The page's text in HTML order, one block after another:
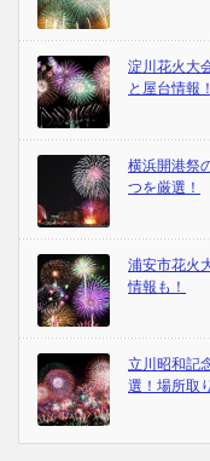
淀川花火大
と屋台情報！
横浜開港祭
つを厳選！
浦安市花火
情報も！
立川昭和記
選！場所取